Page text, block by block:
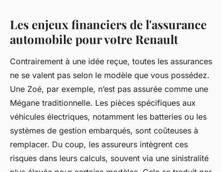
Les enjeux financiers de l'assurance
automobile pour votre Renault
Contrairement à une idée reçue, toutes les assurances
ne se valent pas selon le modèle que vous possédez.
Une Zoé, par exemple, n’est pas assurée comme une
Mégane traditionnelle. Les pièces spécifiques aux
véhicules électriques, notamment les batteries ou les
systèmes de gestion embarqués, sont coûteuses à
remplacer. Du coup, les assureurs intègrent ces
risques dans leurs calculs, souvent via une sinistralité